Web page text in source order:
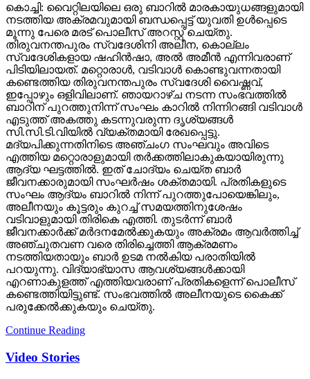
കൊച്ചി: വൈറ്റിലയിലെ ഒരു ബാറില്‍ മാരകായുധങ്ങളുമായി
നടത്തിയ അക്രമവുമായി ബന്ധപ്പെട്ട് യുവതി ഉള്‍പ്പെടെ
മൂന്നു പേരെ മരട് പൊലീസ് അറസ്റ്റ് ചെയ്തു.
തിരുവനന്തപുരം സ്വദേശിനി അലീന, കൊല്ലം
സ്വദേശികളായ ഷഹിന്‍ഷാ, അല്‍ അമീന്‍ എന്നിവരാണ്
പിടിയിലായത്. മറ്റൊരാള്‍, വടിവാള്‍ കൊണ്ടുവന്നതായി
കണ്ടെത്തിയ തിരുവനന്തപുരം സ്വദേശി വൈഷ്ണവ്,
ഇപ്പോഴും ഒളിവിലാണ്. ഞായറാഴ്ച നടന്ന സംഭവത്തില്‍
ബാറിന് പുറത്തുനിന്ന് സംഘം കാറില്‍ നിന്നിറങ്ങി വടിവാള്‍
എടുത്ത് അകത്തു കടന്നുവരുന്ന ദൃശ്യങ്ങള്‍
സി.സി.ടി.വിയില്‍ വ്യക്തമായി രേഖപ്പെട്ടു.
മദ്യപിക്കുന്നതിനിടെ അഞ്ചംഗ സംഘവും അവിടെ
എത്തിയ മറ്റൊരാളുമായി തര്‍ക്കത്തിലാകുകയായിരുന്നു
ആദ്യ ഘട്ടത്തില്‍. ഇത് ചോദ്യം ചെയ്ത ബാര്‍
ജീവനക്കാരുമായി സംഘര്‍ഷം ശക്തമായി. പ്രതികളുടെ
സംഘം ആദ്യം ബാറില്‍ നിന്ന് പുറത്തുപോയെങ്കിലും,
അലീനയും കൂട്ടരും കുറച്ച് സമയത്തിനുശേഷം
വടിവാളുമായി തിരികെ എത്തി. തുടര്‍ന്ന് ബാര്‍
ജീവനക്കാര്‍ക്ക് മര്‍ദനമേല്‍ക്കുകയും അക്രമം ആവര്‍ത്തിച്ച്
അഞ്ചുതവണ വരെ തിരിച്ചെത്തി ആക്രമണം
നടത്തിയതായും ബാര്‍ ഉടമ നല്‍കിയ പരാതിയില്‍
പറയുന്നു. വിദ്യാഭ്യാസ ആവശ്യങ്ങള്‍ക്കായി
എറണാകുളത്ത് എത്തിയവരാണ് പ്രതികളെന്ന് പൊലീസ്
കണ്ടെത്തിയിട്ടുണ്ട്. സംഭവത്തില്‍ അലീനയുടെ കൈക്ക്
പരുക്കേല്‍ക്കുകയും ചെയ്തു.
Continue Reading
Video Stories